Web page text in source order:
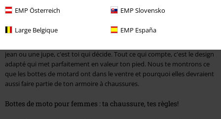
EMP Österreich EMP Slovensko
Large Belgique EMP España
Ils sont cool, décontractés et complètent toutes les tenues. Il s'agit des
bottes motardes pour femmes. A l'origine, ces bottes proviennent de la
scène biker et sont associées aux machines tonitruantes et aux durs à
cuire. Si tu en as envie, tu devrais commander une paire de bottes de
jean ou une jupe, c'est toi qui décide. Tout ce qui compte, c'est le design
adapté qui met parfaitement en valeur ton pied. Nous te montrons ce
que les bottes de motard ont dans le ventre et pourquoi elles devraient
aussi faire partie de ton armoire à chaussures.
Bottes de moto pour femmes : ta chaussure, tes règles!